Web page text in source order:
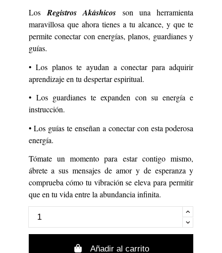
Los Registros Akáshicosson una herramienta
maravillosa que ahora tienes a tu alcance, y que te
permite conectar con energías, planos, guardianes y
guías.
• Los planos te ayudan a conectar para adquirir
aprendizaje en tu despertar espiritual.
• Los guardianes te expanden con su energía e
instrucción.
• Los guías te enseñan a conectar con esta poderosa
energía.
Tómate un momento para estar contigo mismo,
ábrete a sus mensajes de amor y de esperanza y
comprueba cómo tu vibración se eleva para permitir
que en tu vida entre la abundancia infinita.
Añadir al carrito